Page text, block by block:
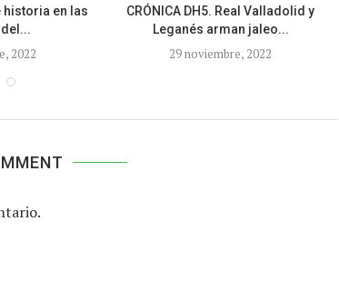
historia en las
2022
CRÓNICA DH5. Real Valladolid y
Leganés arman jaleo...
29 noviembre, 2022